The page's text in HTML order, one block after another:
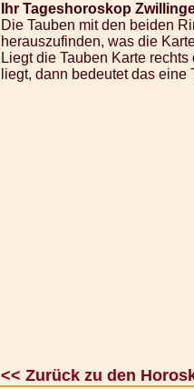
Ihr Tageshoroskop
Die Tauben mit den beiden
herauszufinden, was die
Liegt die Tauben Karte
liegt, dann bedeutet das
<< Zurück zu den